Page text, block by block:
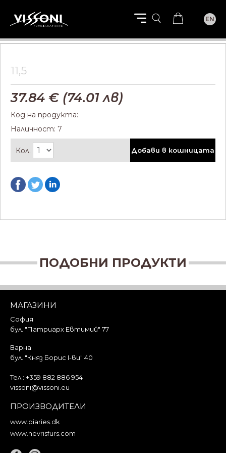
EN
11,5
37.84 € (74.01 лв)
Код на продукта:
Наличност: 7
Кол. Добави в кошницата
ПОДОБНИ ПРОДУКТИ
МАГАЗИНИ
София
бул. "Патриарх Евтимий" 77
Варна
бул. "Княз Борис I-ви" 40
Тел.: +359 882 886 954
vissoni@vissoni.eu
ПРОИЗВОДИТЕЛИ
www.piaries.dk
www.nevrisfurs.com